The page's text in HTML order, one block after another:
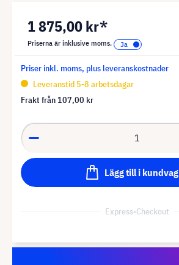
1 875,00 kr*
Priserna är inklusive moms.
Priser inkl. moms, plus leveranskostnader
Leveranstid 5-8 arbetsdagar
Frakt från 107,00 kr
Lägg till i
Express-Checkout